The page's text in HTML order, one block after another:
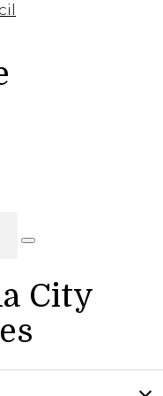
City